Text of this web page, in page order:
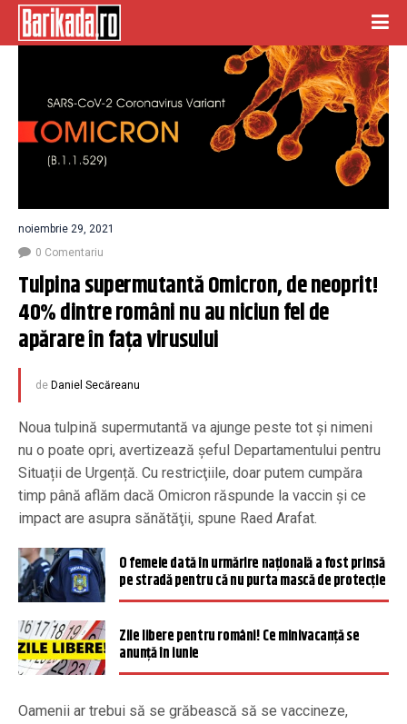
noiembrie 29, 2021
0 Comentariu
Tulpina supermutantă Omicron, de neoprit!
40% dintre români nu au niciun fel de
apărare în faţa virusului
de Daniel Secăreanu
Noua tulpină supermutantă va ajunge peste tot și nimeni
nu o poate opri, avertizează şeful Departamentului pentru
Situații de Urgență. Cu restricţiile, doar putem cumpăra
timp până aflăm dacă Omicron răspunde la vaccin şi ce
impact are asupra sănătăţii, spune Raed Arafat.
O femeie dată în urmărire națională a fost prinsă
pe stradă pentru că nu purta mască de protecție
Zile libere pentru români! Ce minivacanță se
anunță în iunie
Oamenii ar trebui să se grăbească să se vaccineze,